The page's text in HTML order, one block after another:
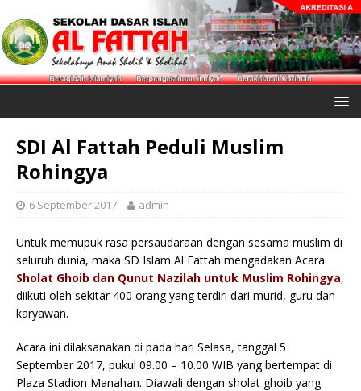
SDI Al Fattah Peduli Muslim
Rohingya
6 September 2017 admin
Untuk memupuk rasa persaudaraan dengan sesama muslim di
seluruh dunia, maka SD Islam Al Fattah mengadakan Acara
Sholat Ghoib dan Qunut Nazilah untuk Muslim Rohingya,
diikuti oleh sekitar 400 orang yang terdiri dari murid, guru dan
karyawan.
Acara ini dilaksanakan di pada hari Selasa, tanggal 5
September 2017, pukul 09.00 – 10.00 WIB yang bertempat di
Plaza Stadion Manahan. Diawali dengan sholat ghoib yang